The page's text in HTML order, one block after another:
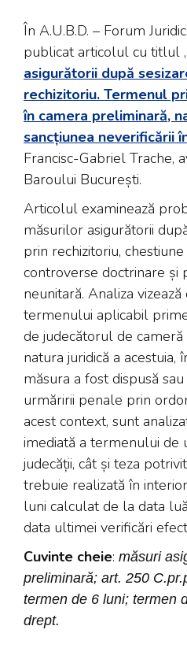
În A.U.B.D. – Forum
publicat articolul cu titlul „
asigurătorii după
rechizitoriu. Termenul
în camera preliminară,
sancțiunea neverificării
Francisc-Gabriel Trache,
Baroului București.
Articolul examinează
măsurilor asigurătorii
prin rechizitoriu,
controverse doctrinare și
neunitară. Analiza
termenului aplicabil
de judecătorul de
natura juridică a acestuia,
măsura a fost dispusă
urmăririi penale prin
acest context, sunt
imediată a termenului de
judecății, cât și teza
trebuie realizată în
luni calculat de la data
data ultimei verificări
Cuvinte cheie: măsuri
preliminară; art. 250
termen de 6 luni; termen
drept.